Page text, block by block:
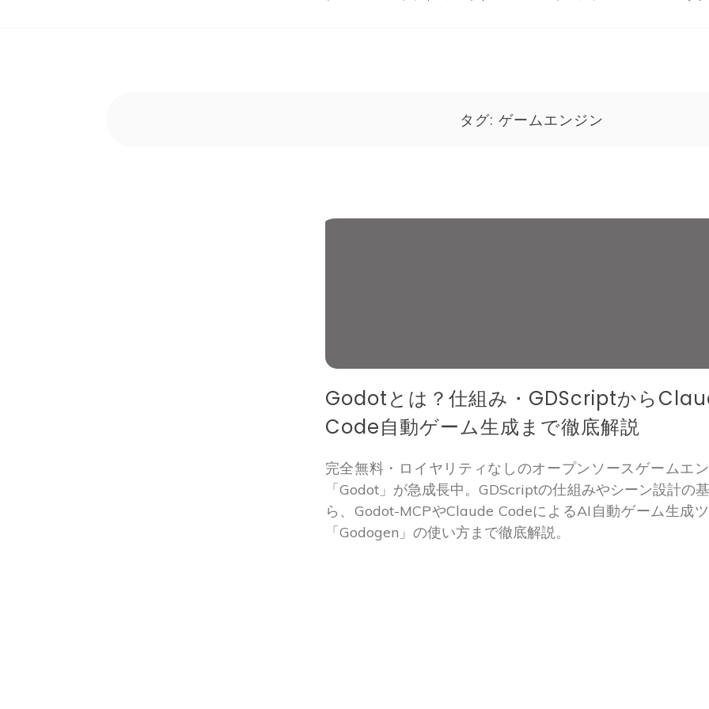
タグ: ゲームエンジン
Godotとは？仕組み・GDScriptから
Code自動ゲーム生成まで徹底解説
完全無料・ロイヤリティなしのオープンソースゲームエ
「Godot」が急成長中。GDScriptの仕組みやシーン設計の
ら、Godot-MCPやClaude CodeによるAI自動ゲーム生成
「Godogen」の使い方まで徹底解説。